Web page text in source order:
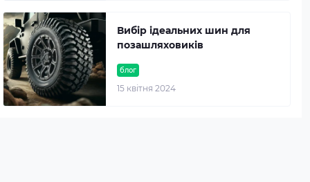
блог
15 квітня 2024
Вибір ідеальних шин для
позашляховиків